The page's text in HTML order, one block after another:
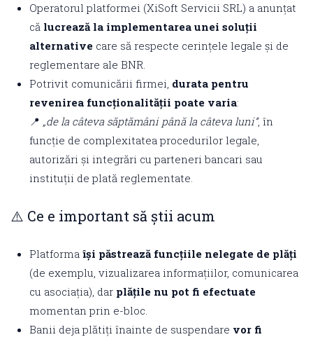
Operatorul platformei (XiSoft Servicii SRL) a anunțat
că lucrează la implementarea unei soluții
alternative care să respecte cerințele legale și de
reglementare ale BNR.
Potrivit comunicării firmei, durata pentru
revenirea funcționalității poate varia:
📍 „de la câteva săptămâni până la câteva luni”, în
funcție de complexitatea procedurilor legale,
autorizări și integrări cu parteneri bancari sau
instituții de plată reglementate.
⚠️ Ce e important să știi acum
Platforma își păstrează funcțiile nelegate de plăți
(de exemplu, vizualizarea informațiilor, comunicarea
cu asociația), dar plățile nu pot fi efectuate
momentan prin e-bloc.
Banii deja plătiți înainte de suspendare vor fi